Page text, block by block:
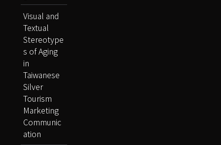
Visual and
Textual
Stereotype
s of Aging
in
Taiwanese
Silver
Tourism
Marketing
Communic
ation